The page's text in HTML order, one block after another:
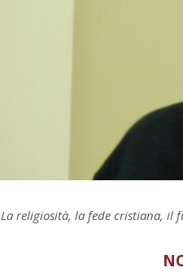
La religiosità, la fede cristiana, il